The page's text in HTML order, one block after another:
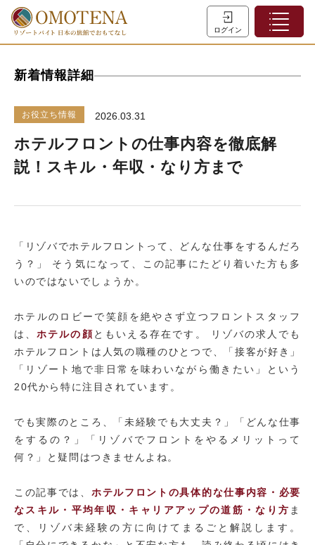
ログイン
ホーム
特集一覧
主な職種
お問い合わせ
LINEでログイン
【TEL受付】9:30～18:00 土日・祝日定休
新着情報詳細
お役立ち情報 2026.03.31
ホテルフロントの仕事内容を徹底解
説！スキル・年収・なり方まで
「リゾバでホテルフロントって、どんな仕事をするんだろ
う？」 そう気になって、この記事にたどり着いた方も多
いのではないでしょうか。
ホテルのロビーで笑顔を絶やさず立つフロントスタッフ
は、ホテルの顔ともいえる存在です。 リゾバの求人でも
ホテルフロントは人気の職種のひとつで、「接客が好き」
「リゾート地で非日常を味わいながら働きたい」という
20代から特に注目されています。
でも実際のところ、「未経験でも大丈夫？」「どんな仕事
をするの？」「リゾバでフロントをやるメリットって
何？」と疑問はつきませんよね。
この記事では、 ホテルフロントの具体的な仕事内容・必要
なスキル・平均年収・キャリアアップの道筋・なり方 ま
で、リゾバ未経験の方に向けてまるごと解説します。